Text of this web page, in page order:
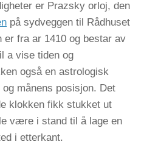
er Prazsky orloj, den
på sydveggen til Rådhuset
er fra ar 1410 og bestar av
a vise tiden og
også en astrologisk
månens posisjon. Det
klokken fikk stukket ut
være i stand til å lage en
i etterkant.